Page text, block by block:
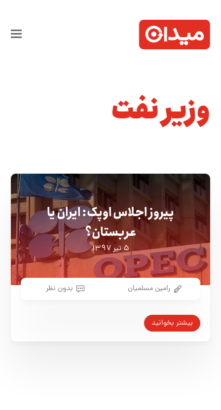
وزیر نفت
پیروز اجلاس اوپک: ایران یا
عربستان؟
۵ تیر ۱۳۹۷
رامین مسلمیان بدون نظر
بیشتر بخوانید